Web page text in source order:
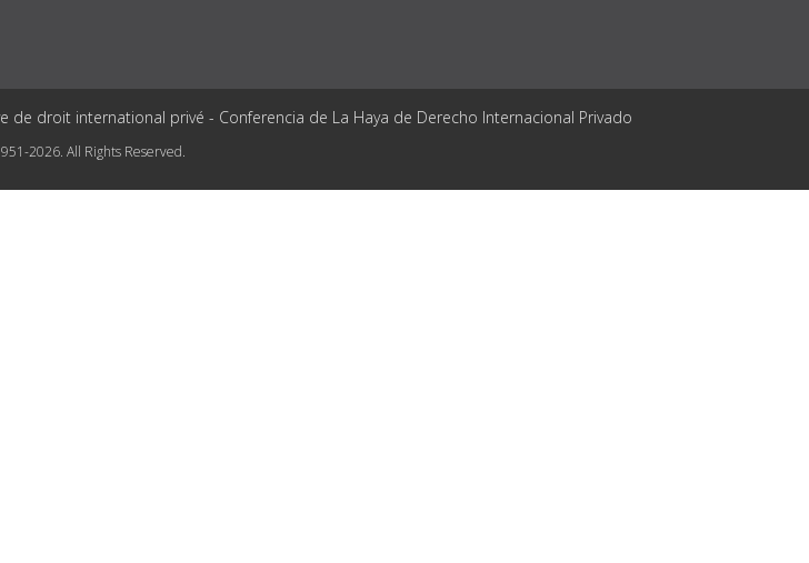
de droit international privé - Conferencia de La Haya de Derecho Internacional Privado
2026. All Rights Reserved.